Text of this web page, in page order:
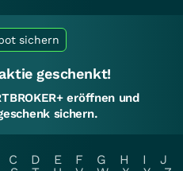
sichern
geschenkt!
eröffnen und
sichern.
C D E F G H I
J